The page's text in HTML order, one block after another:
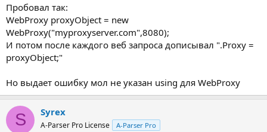
Пробовал так:
WebProxy proxyObject = new
WebProxy("myproxyserver.com",8080);
И потом после каждого веб запроса дописывал ".Proxy =
proxyObject;"
Но выдает ошибку мол не указан using для WebProxy
S Syrex
A-Parser Pro License A-Parser Pro